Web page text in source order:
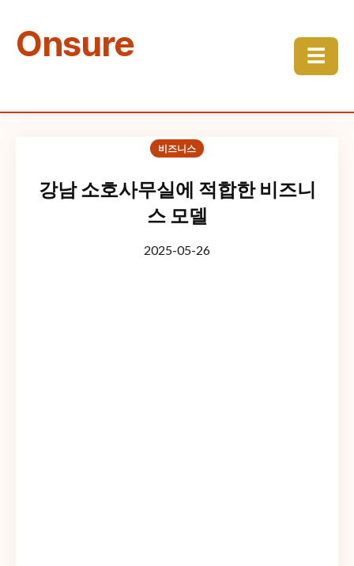
Onsure ☰
비즈니스
강남 소호사무실에 적합한 비즈니
스 모델
2025-05-26